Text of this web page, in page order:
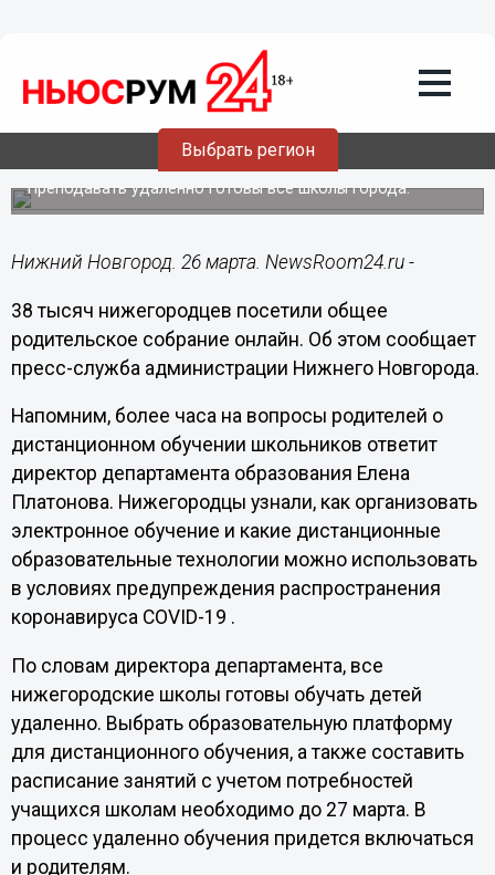
Выбрать регион
26.03.202015:02
Нижегородских школьников будут
обучать дистанционно
Преподавать удаленно готовы все школы города.
Нижний Новгород. 26 марта. NewsRoom24.ru -
38 тысяч нижегородцев посетили общее
родительское собрание онлайн. Об этом сообщает
пресс-служба администрации Нижнего Новгорода.
Напомним, более часа на вопросы родителей о
дистанционном обучении школьников ответит
директор департамента образования Елена
Платонова. Нижегородцы узнали, как организовать
электронное обучение и какие дистанционные
образовательные технологии можно использовать
в условиях предупреждения распространения
коронавируса COVID-19 .
По словам директора департамента, все
нижегородские школы готовы обучать детей
удаленно. Выбрать образовательную платформу
для дистанционного обучения, а также составить
расписание занятий с учетом потребностей
учащихся школам необходимо до 27 марта. В
процесс удаленно обучения придется включаться
и родителям.